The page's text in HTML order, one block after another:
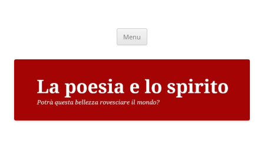
Menu